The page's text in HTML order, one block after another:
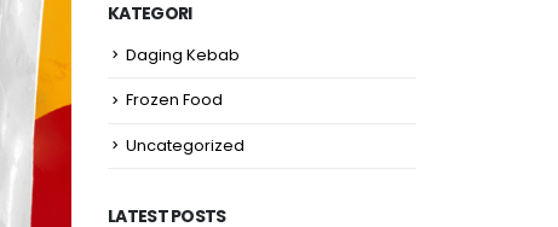
KATEGORI
Daging Kebab
Frozen Food
Uncategorized
LATEST POSTS